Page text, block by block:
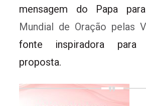
mensagem do Papa
Mundial de Oração pelas
fonte inspiradora
proposta.